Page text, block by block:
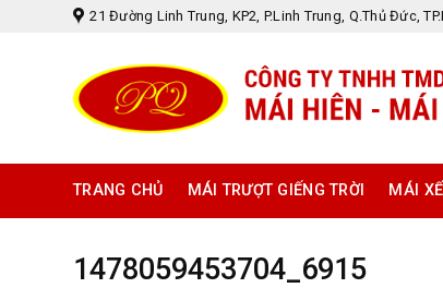
21 Đường Linh Trung, KP2, P.Linh Trung, Q.Thủ Đức,
TRANG CHỦ MÁI TRƯỢT GIẾNG TRỜI MÁI
1478059453704_6915